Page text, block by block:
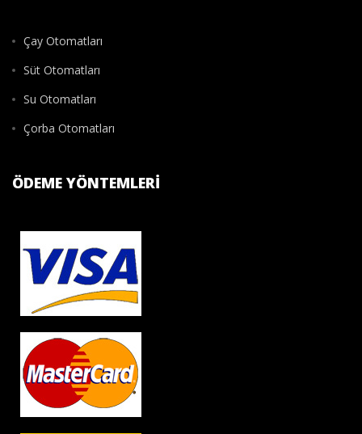
Çay Otomatları
Süt Otomatları
Su Otomatları
Çorba Otomatları
ÖDEME YÖNTEMLERI